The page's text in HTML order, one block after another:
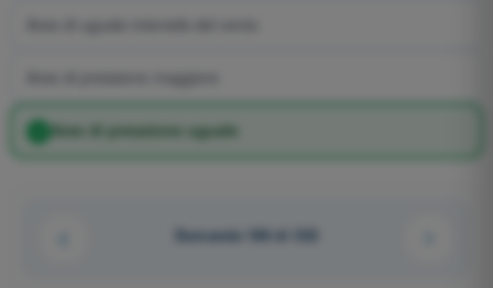
Aree di pressione maggiore
Aree di pressione uguale
Domanda 186 di 322